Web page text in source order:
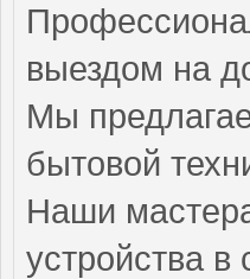
выездом на
Мы
бытовой
Наши
устройства